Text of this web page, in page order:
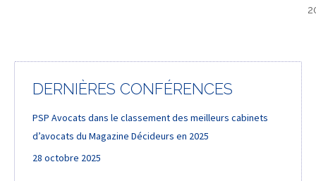
DERNIÈRES CONFÉRENCES
PSP Avocats dans le classement des meilleurs cabinets
d’avocats du Magazine Décideurs en 2025
28 octobre 2025